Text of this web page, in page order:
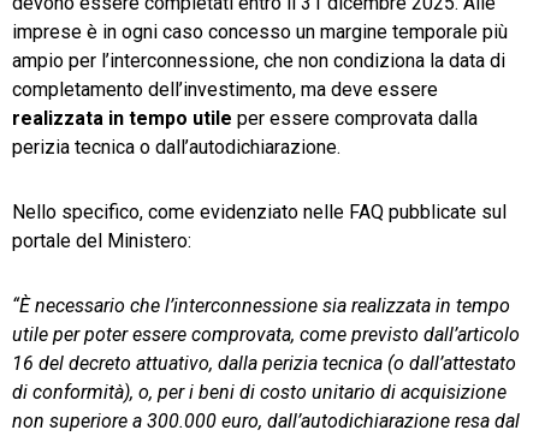
imprese è in ogni caso concesso un margine temporale più
ampio per l’interconnessione, che non condiziona la data di
completamento dell’investimento, ma deve essere
realizzata in tempo utile per essere comprovata dalla
perizia tecnica o dall’autodichiarazione.
Nello specifico, come evidenziato nelle FAQ pubblicate sul
portale del Ministero:
“È necessario che l’interconnessione sia realizzata in tempo
utile per poter essere comprovata, come previsto dall’articolo
16 del decreto attuativo, dalla perizia tecnica (o dall’attestato
di conformità), o, per i beni di costo unitario di acquisizione
non superiore a 300.000 euro, dall’autodichiarazione resa dal